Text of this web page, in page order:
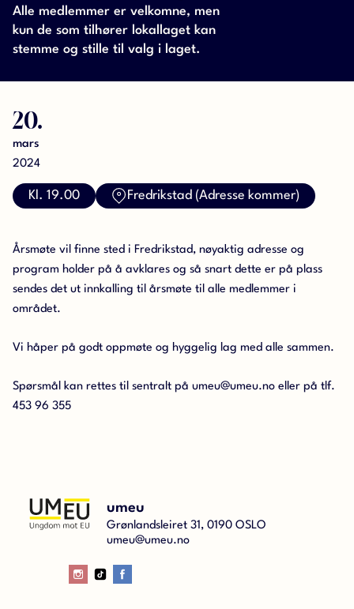
Alle medlemmer er velkomne, men
kun de som tilhører lokallaget kan
stemme og stille til valg i laget.
20.
mars
2024
Kl. 19.00 Fredrikstad (Adresse kommer)
Årsmøte vil finne sted i Fredrikstad, nøyaktig adresse og
program holder på å avklares og så snart dette er på plass
sendes det ut innkalling til årsmøte til alle medlemmer i
området.
Vi håper på godt oppmøte og hyggelig lag med alle sammen.
Spørsmål kan rettes til sentralt på umeu@umeu.no eller på tlf.
453 96 355
umeu
Grønlandsleiret 31, 0190 OSLO
umeu@umeu.no